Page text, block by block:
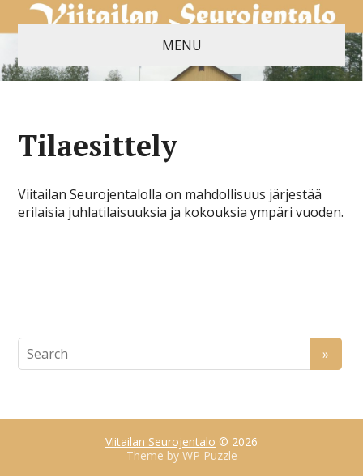
MENU
Tilaesittely
Viitailan Seurojentalolla on mahdollisuus järjestää
erilaisia juhlatilaisuuksia ja kokouksia ympäri vuoden.
Viitailan Seurojentalo © 2026
Theme by WP Puzzle